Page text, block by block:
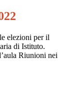
elezioni per il
di Istituto.
Riunioni nei